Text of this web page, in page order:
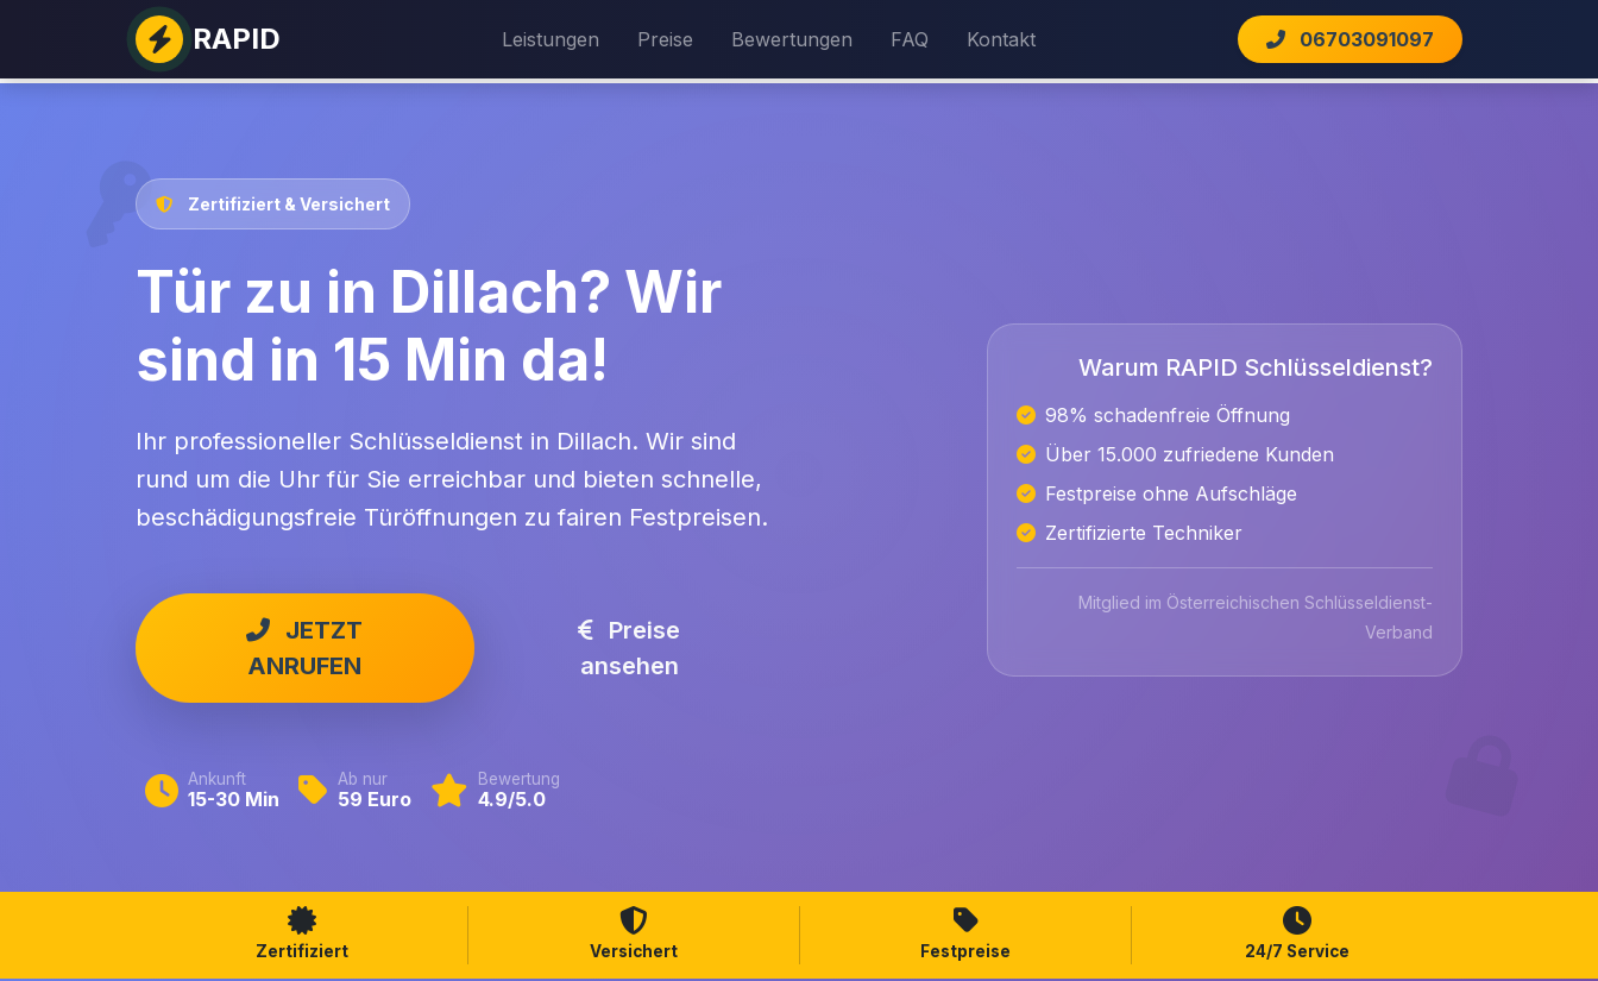
RAPID Leistungen Preise Bewertungen FAQ Kontakt 06703091097
Zertifiziert & Versichert
Tür zu in Dillach? Wir
sind in 15 Min da!
Ihr professioneller Schlüsseldienst in Dillach. Wir sind
rund um die Uhr für Sie erreichbar und bieten schnelle,
beschädigungsfreie Türöffnungen zu fairen Festpreisen.
JETZT
ANRUFEN
Preise
ansehen
Ankunft
15-30 Min
Ab nur
59 Euro
Bewertung
4.9/5.0
Warum RAPID Schlüsseldienst?
98% schadenfreie Öffnung
Über 15.000 zufriedene Kunden
Festpreise ohne Aufschläge
Zertifizierte Techniker
Mitglied im Österreichischen Schlüsseldienst-
Verband
Zertifiziert Versichert Festpreise 24/7 Service